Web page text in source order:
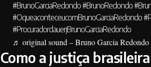
#BrunoGarciaRedondo#BrunoRedondo
#OqueaconteceucomBrunoGarciaRedondo
#ProcuradordauerjBrunoGarciaRedondo
♬ original sound – Bruno Garcia
Como a justiça